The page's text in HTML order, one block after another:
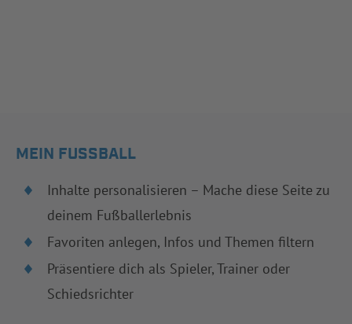
MEIN FUSSBALL
Inhalte personalisieren – Mache diese Seite zu
deinem Fußballerlebnis
Favoriten anlegen, Infos und Themen filtern
Präsentiere dich als Spieler, Trainer oder
Schiedsrichter